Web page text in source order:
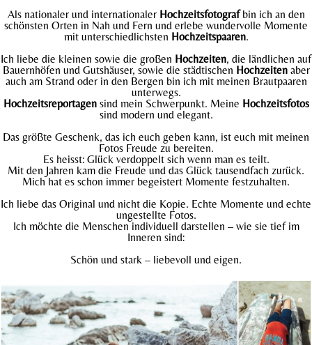
Als nationaler und internationaler Hochzeitsfotografbin ich an den
schönsten Orten in Nah und Fern und erlebe wundervolle Momente
mit unterschiedlichsten Hochzeitspaaren.
Ich liebe die kleinen sowie die großen Hochzeiten, die ländlichen auf
Bauernhöfen und Gutshäuser, sowie die städtischen Hochzeitenaber
auch am Strand oder in den Bergen bin ich mit meinen Brautpaaren
unterwegs.
Hochzeitsreportagensind mein Schwerpunkt. Meine Hochzeitsfotos
sind modern und elegant.
Das größte Geschenk, das ich euch geben kann, ist euch mit meinen
Fotos Freude zu bereiten.
Es heisst: Glück verdoppelt sich wenn man es teilt.
Mit den Jahren kam die Freude und das Glück tausendfach zurück.
Mich hat es schon immer begeistert Momente festzuhalten.
Ich liebe das Original und nicht die Kopie. Echte Momente und echte
ungestellte Fotos.
Ich möchte die Menschen individuell darstellen – wie sie tief im
Inneren sind:
Schön und stark – liebevoll und eigen.